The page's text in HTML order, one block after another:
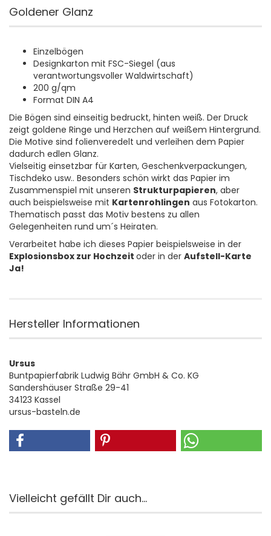
Goldener Glanz
Einzelbögen
Designkarton mit FSC-Siegel (aus
verantwortungsvoller Waldwirtschaft)
200 g/qm
Format DIN A4
Die Bögen sind einseitig bedruckt, hinten weiß. Der Druck
zeigt goldene Ringe und Herzchen auf weißem Hintergrund.
Die Motive sind folienveredelt und verleihen dem Papier
dadurch edlen Glanz.
Vielseitig einsetzbar für Karten, Geschenkverpackungen,
Tischdeko usw.. Besonders schön wirkt das Papier im
Zusammenspiel mit unseren Strukturpapieren, aber
auch beispielsweise mit Kartenrohlingen aus Fotokarton.
Thematisch passt das Motiv bestens zu allen
Gelegenheiten rund um´s Heiraten.
Verarbeitet habe ich dieses Papier beispielsweise in der
Explosionsbox zur Hochzeit oder in der Aufstell-Karte
Ja!
Hersteller Informationen
Ursus
Buntpapierfabrik Ludwig Bähr GmbH & Co. KG
Sandershäuser Straße 29-41
34123 Kassel
ursus-basteln.de
Vielleicht gefällt Dir auch...